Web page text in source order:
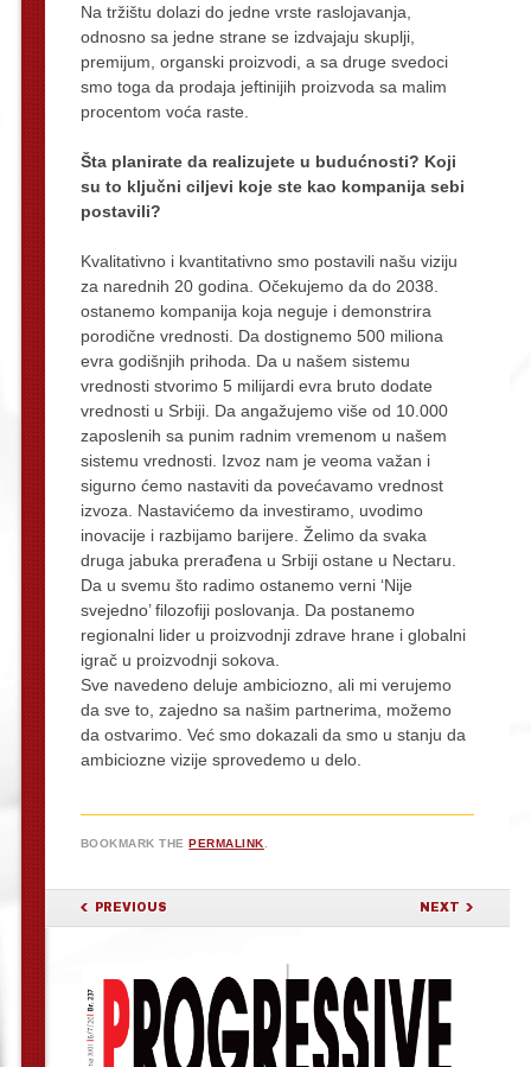
Na tržištu dolazi do jedne vrste raslojavanja,
odnosno sa jedne strane se izdvajaju skuplji,
premijum, organski proizvodi, a sa druge svedoci
smo toga da prodaja jeftinijih proizvoda sa malim
procentom voća raste.
Šta planirate da realizujete u budućnosti? Koji
su to ključni ciljevi koje ste kao kompanija sebi
postavili?
Kvalitativno i kvantitativno smo postavili našu viziju
za narednih 20 godina. Očekujemo da do 2038.
ostanemo kompanija koja neguje i demonstrira
porodične vrednosti. Da dostignemo 500 miliona
evra godišnjih prihoda. Da u našem sistemu
vrednosti stvorimo 5 milijardi evra bruto dodate
vrednosti u Srbiji. Da angažujemo više od 10.000
zaposlenih sa punim radnim vremenom u našem
sistemu vrednosti. Izvoz nam je veoma važan i
sigurno ćemo nastaviti da povećavamo vrednost
izvoza. Nastavićemo da investiramo, uvodimo
inovacije i razbijamo barijere. Želimo da svaka
druga jabuka prerađena u Srbiji ostane u Nectaru.
Da u svemu što radimo ostanemo verni ‘Nije
svejedno’ filozofiji poslovanja. Da postanemo
regionalni lider u proizvodnji zdrave hrane i globalni
igrač u proizvodnji sokova.
Sve navedeno deluje ambiciozno, ali mi verujemo
da sve to, zajedno sa našim partnerima, možemo
da ostvarimo. Već smo dokazali da smo u stanju da
ambiciozne vizije sprovedemo u delo.
BOOKMARK THEPERMALINK
POST NAVIGATION
PREVIOUS NEXT